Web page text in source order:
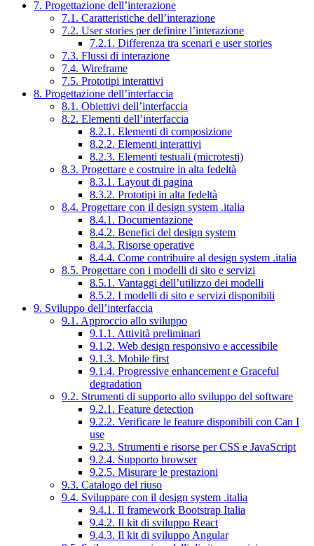
7. Progettazione dell’interazione
7.1. Caratteristiche dell’interazione
7.2. User stories per definire l’interazione
7.2.1. Differenza tra scenari e user stories
7.3. Flussi di interazione
7.4. Wireframe
7.5. Prototipi interattivi
8. Progettazione dell’interfaccia
8.1. Obiettivi dell’interfaccia
8.2. Elementi dell’interfaccia
8.2.1. Elementi di composizione
8.2.2. Elementi interattivi
8.2.3. Elementi testuali (microtesti)
8.3. Progettare e costruire in alta fedeltà
8.3.1. Layout di pagina
8.3.2. Prototipi in alta fedeltà
8.4. Progettare con il design system .italia
8.4.1. Documentazione
8.4.2. Benefici del design system
8.4.3. Risorse operative
8.4.4. Come contribuire al design system .italia
8.5. Progettare con i modelli di sito e servizi
8.5.1. Vantaggi dell’utilizzo dei modelli
8.5.2. I modelli di sito e servizi disponibili
9. Sviluppo dell’interfaccia
9.1. Approccio allo sviluppo
9.1.1. Attività preliminari
9.1.2. Web design responsivo e accessibile
9.1.3. Mobile first
9.1.4. Progressive enhancement e Graceful
degradation
9.2. Strumenti di supporto allo sviluppo del software
9.2.1. Feature detection
9.2.2. Verificare le feature disponibili con Can I
use
9.2.3. Strumenti e risorse per CSS e JavaScript
9.2.4. Supporto browser
9.2.5. Misurare le prestazioni
9.3. Catalogo del riuso
9.4. Sviluppare con il design system .italia
9.4.1. Il framework Bootstrap Italia
9.4.2. Il kit di sviluppo React
9.4.3. Il kit di sviluppo Angular